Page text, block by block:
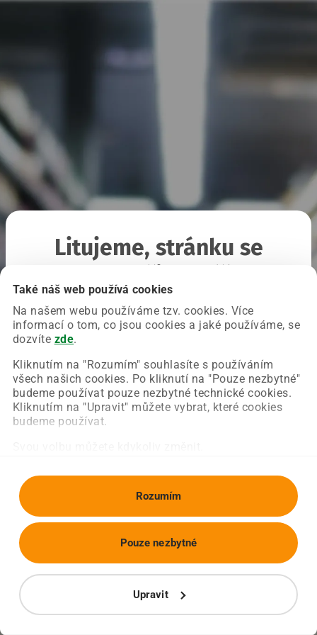
Také náš web používá cookies
Na našem webu používáme tzv. cookies. Více
informací o tom, co jsou cookies a jaké používáme, se
dozvíte zde.
Kliknutím na "Rozumím" souhlasíte s používáním
všech našich cookies. Po kliknutí na "Pouze nezbytné"
budeme používat pouze nezbytné technické cookies.
Kliknutím na "Upravit" můžete vybrat, které cookies
budeme používat.
Rozumím
Upravit
Pouze nezbytné
Litujeme, stránku se
Chyba nastala na naší straně a už ji opravujeme.
Zkuste prosím znovu načíst požadovanou stránku.
Obnovit stránku Úvodní strana